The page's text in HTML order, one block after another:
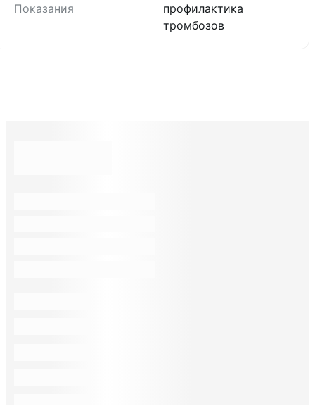
Показания
профилактика
тромбозов